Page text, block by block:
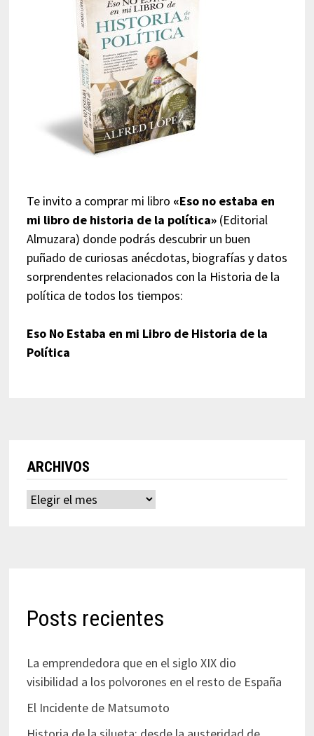
Te invito a comprar mi libro «Eso no estaba en
mi libro de historia de la política»(Editorial
Almuzara) donde podrás descubrir un buen
puñado de curiosas anécdotas, biografías y datos
sorprendentes relacionados con la Historia de la
política de todos los tiempos:
Eso No Estaba en mi Libro de Historia de la
Política
ARCHIVOS
Archivos
Posts recientes
La emprendedora que en el siglo XIX dio
visibilidad a los polvorones en el resto de España
El Incidente de Matsumoto